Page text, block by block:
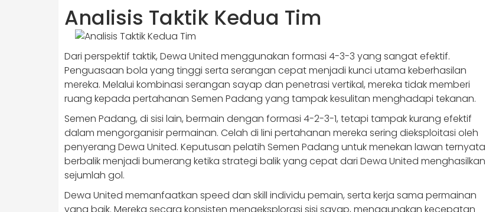
Analisis Taktik Kedua Tim
Dari perspektif taktik, Dewa United menggunakan formasi 4-3-3 yang sangat efektif.
Penguasaan bola yang tinggi serta serangan cepat menjadi kunci utama keberhasilan
mereka. Melalui kombinasi serangan sayap dan penetrasi vertikal, mereka tidak memberi
ruang kepada pertahanan Semen Padang yang tampak kesulitan menghadapi tekanan.
Semen Padang, di sisi lain, bermain dengan formasi 4-2-3-1, tetapi tampak kurang efektif
dalam mengorganisir permainan. Celah di lini pertahanan mereka sering dieksploitasi oleh
penyerang Dewa United. Keputusan pelatih Semen Padang untuk menekan lawan ternyata
berbalik menjadi bumerang ketika strategi balik yang cepat dari Dewa United menghasilkan
sejumlah gol.
Dewa United memanfaatkan speed dan skill individu pemain, serta kerja sama permainan